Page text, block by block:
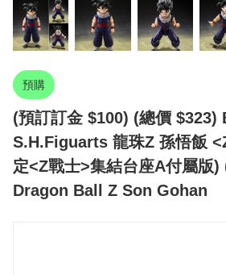
預購
(預訂訂金 $100) (總價 $323)
S.H.Figuarts 龍珠Z 孫悟飯
定<Z戰士>集結台座A付屬版)
Dragon Ball Z Son Gohan